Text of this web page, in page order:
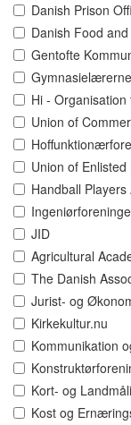
Danish Prison
Danish Food
Gentofte
Gymnasielærerne
Hi -
Union of
Union of
Handball
JID
Agricultural
The Danish
Jurist- og
Kirkekultur.nu
Kommunikation
Kort- og
Kost og